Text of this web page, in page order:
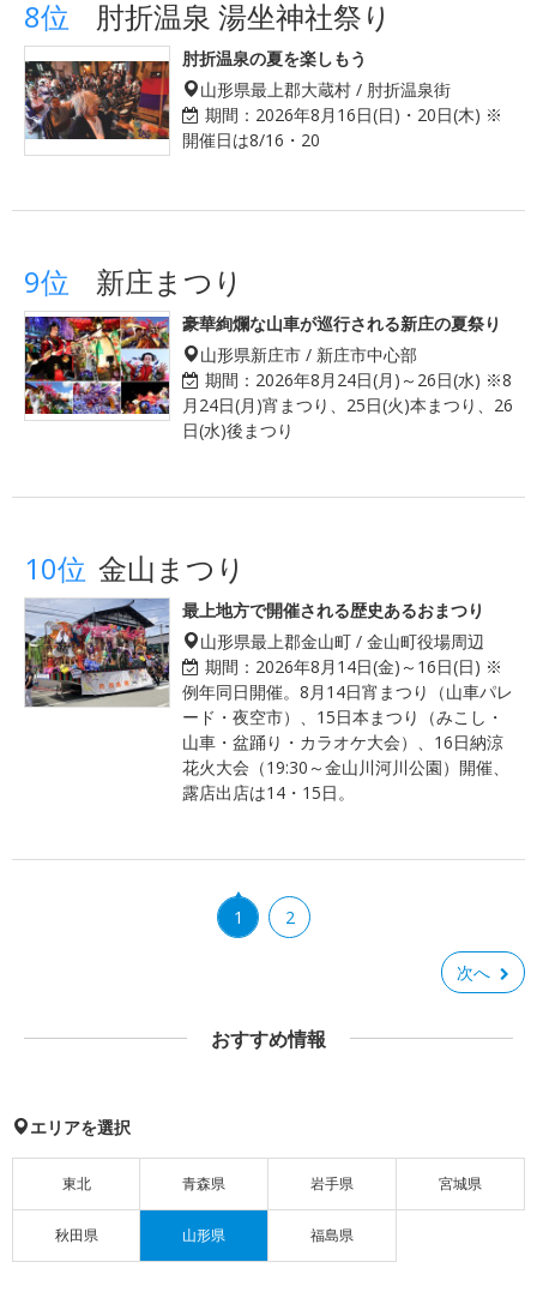
8位 肘折温泉 湯坐神社祭り
肘折温泉の夏を楽しもう
山形県最上郡大蔵村 / 肘折温泉街
期間： 2026年8月16日(日)・20日(木) ※
開催日は8/16・20
9位 新庄まつり
豪華絢爛な山車が巡行される新庄の夏祭り
山形県新庄市 / 新庄市中心部
期間： 2026年8月24日(月)～26日(水) ※8
月24日(月)宵まつり、25日(火)本まつり、26
日(水)後まつり
10位 金山まつり
最上地方で開催される歴史あるおまつり
山形県最上郡金山町 / 金山町役場周辺
期間： 2026年8月14日(金)～16日(日) ※
例年同日開催。8月14日宵まつり（山車パレ
ード・夜空市）、15日本まつり（みこし・
山車・盆踊り・カラオケ大会）、16日納涼
花火大会（19:30～金山川河川公園）開催、
露店出店は14・15日。
1 2
次へ
おすすめ情報
エリアを選択
東北 青森県 岩手県 宮城県
秋田県 山形県 福島県